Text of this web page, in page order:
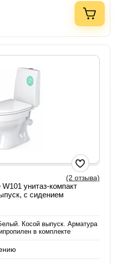
(2 отзыва)
унитаз-компакт
с сидением
Косой выпуск. Арматура
в комплекте